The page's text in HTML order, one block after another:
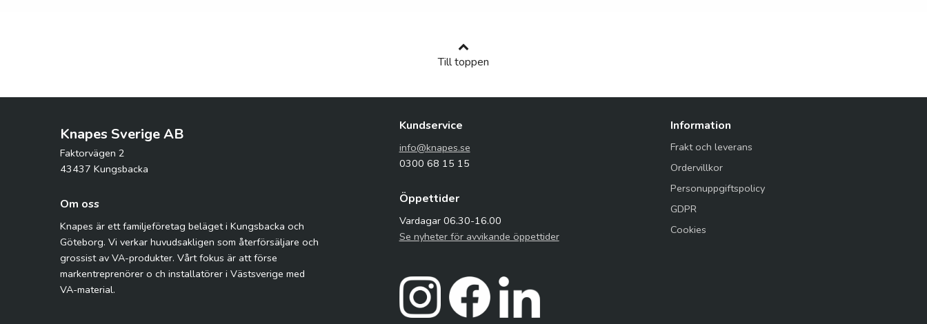
Till toppen
Knapes Sverige AB
Faktorvägen 2
43437 Kungsbacka
Om oss
Knapes är ett familjeföretag beläget i Kungsbacka och
Göteborg. Vi verkar huvudsakligen som återförsäljare och
grossist av VA-produkter. Vårt fokus är att förse
markentreprenörer o ch installatörer i Västsverige med
VA-material.
Kundservice
info@knapes.se
0300 68 15 15
Öppettider
Vardagar 06.30-16.00
Se nyheter för avvikande öppettider
Information
Frakt och leverans
Ordervillkor
Personuppgiftspolicy
GDPR
Cookies